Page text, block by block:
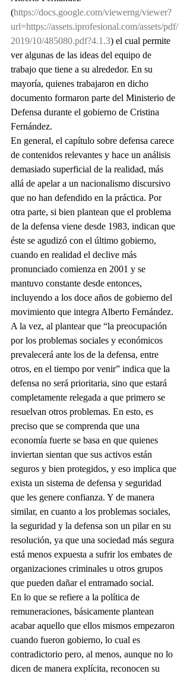
(https://docs.google.com/viewerng/viewer?
url=https://assets.iprofesional.com/assets/pdf/
2019/10/485080.pdf?4.1.3) el cual permite
ver algunas de las ideas del equipo de
trabajo que tiene a su alrededor. En su
mayoría, quienes trabajaron en dicho
documento formaron parte del Ministerio de
Defensa durante el gobierno de Cristina
Fernández.
En general, el capítulo sobre defensa carece
de contenidos relevantes y hace un análisis
demasiado superficial de la realidad, más
allá de apelar a un nacionalismo discursivo
que no han defendido en la práctica. Por
otra parte, si bien plantean que el problema
de la defensa viene desde 1983, indican que
éste se agudizó con el último gobierno,
cuando en realidad el declive más
pronunciado comienza en 2001 y se
mantuvo constante desde entonces,
incluyendo a los doce años de gobierno del
movimiento que integra Alberto Fernández.
A la vez, al plantear que “la preocupación
por los problemas sociales y económicos
prevalecerá ante los de la defensa, entre
otros, en el tiempo por venir” indica que la
defensa no será prioritaria, sino que estará
completamente relegada a que primero se
resuelvan otros problemas. En esto, es
preciso que se comprenda que una
economía fuerte se basa en que quienes
inviertan sientan que sus activos están
seguros y bien protegidos, y eso implica que
exista un sistema de defensa y seguridad
que les genere confianza. Y de manera
similar, en cuanto a los problemas sociales,
la seguridad y la defensa son un pilar en su
resolución, ya que una sociedad más segura
está menos expuesta a sufrir los embates de
organizaciones criminales u otros grupos
que pueden dañar el entramado social.
En lo que se refiere a la política de
remuneraciones, básicamente plantean
acabar aquello que ellos mismos empezaron
cuando fueron gobierno, lo cual es
contradictorio pero, al menos, aunque no lo
dicen de manera explícita, reconocen su